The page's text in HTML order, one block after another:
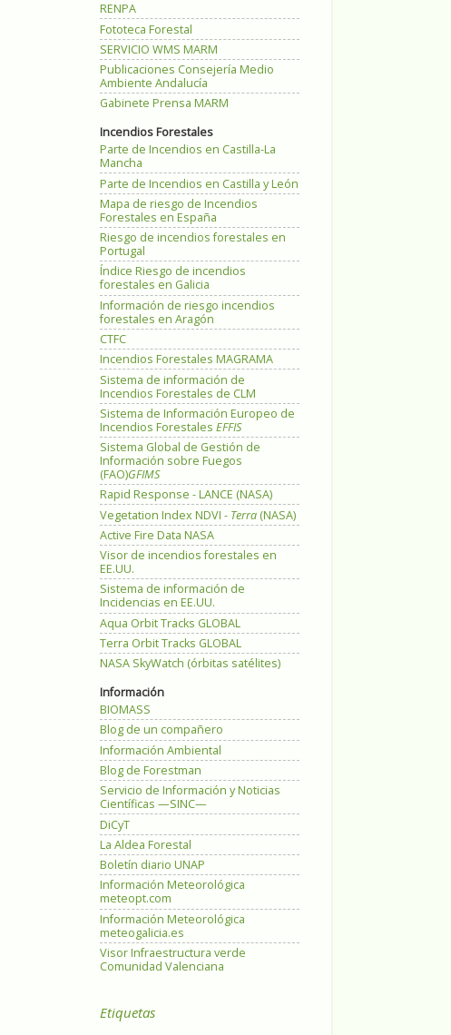
RENPA
Fototeca Forestal
SERVICIO WMS MARM
Publicaciones Consejería Medio
Ambiente Andalucía
Gabinete Prensa MARM
Incendios Forestales
Parte de Incendios en Castilla-La
Mancha
Parte de Incendios en Castilla y León
Mapa de riesgo de Incendios
Forestales en España
Riesgo de incendios forestales en
Portugal
Índice Riesgo de incendios
forestales en Galicia
Información de riesgo incendios
forestales en Aragón
CTFC
Incendios Forestales MAGRAMA
Sistema de información de
Incendios Forestales de CLM
Sistema de Información Europeo de
Incendios Forestales EFFIS
Sistema Global de Gestión de
Información sobre Fuegos
(FAO)GFIMS
Rapid Response - LANCE (NASA)
Vegetation Index NDVI - Terra (NASA)
Active Fire Data NASA
Visor de incendios forestales en
EE.UU.
Sistema de información de
Incidencias en EE.UU.
Aqua Orbit Tracks GLOBAL
Terra Orbit Tracks GLOBAL
NASA SkyWatch (órbitas satélites)
Información
BIOMASS
Blog de un compañero
Información Ambiental
Blog de Forestman
Servicio de Información y Noticias
Científicas —SINC—
DiCyT
La Aldea Forestal
Boletín diario UNAP
Información Meteorológica
meteopt.com
Información Meteorológica
meteogalicia.es
Visor Infraestructura verde
Comunidad Valenciana
Etiquetas